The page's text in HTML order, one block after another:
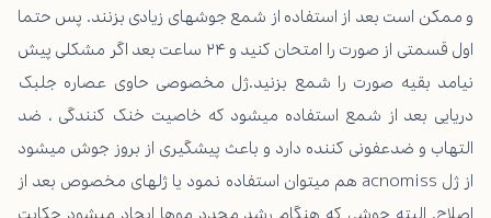
و ممکن است بعد از استفاده از شمع جوشهای زیادی بزنند. پس حتما
اول قسمتی از صورت را امتحان کنید و ۲۴ ساعت بعد اگر مشکلی پیش
نیامد بقیه صورت را شمع بزنید.ژل مخصوصی حاوی عصاره جلبک
دریایی بعد از شمع استفاده میشود که خاصیت خنک کنندگی ، ضد
التهاب و ضدعفونی کننده دارد و باعث پیشگیری از بروز جوش میشود
از ژل acnomiss هم میتوان استفاده نمود یا ژلهای مخصوص بعد از